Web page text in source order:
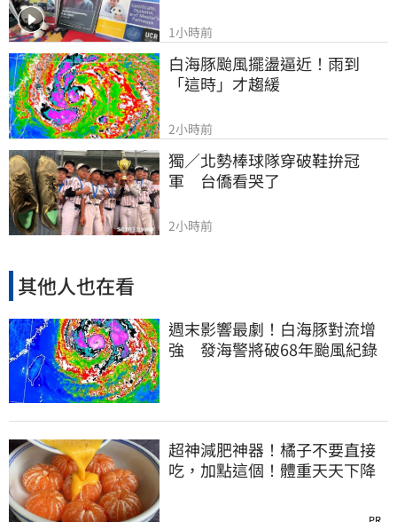
1小時前
白海豚颱風擺盪逼近！雨到
「這時」才趨緩
2小時前
獨／北勢棒球隊穿破鞋拚冠
軍　台僑看哭了
2小時前
其他人也在看
週末影響最劇！白海豚對流增
強 發海警將破68年颱風紀錄
超神減肥神器！橘子不要直接
吃，加點這個！體重天天下降